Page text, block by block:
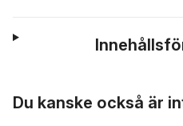
Du kanske också är